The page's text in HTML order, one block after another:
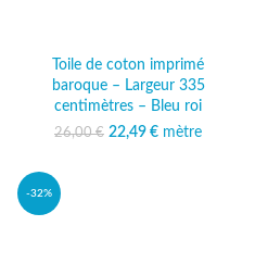
Toile de coton imprimé
baroque – Largeur 335
centimètres – Bleu roi
26,00€ Le prix initial était :
22,49 €
Le prix
mètre
-32%